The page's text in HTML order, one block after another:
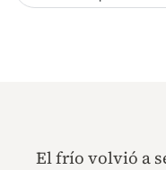
El frío volvió a